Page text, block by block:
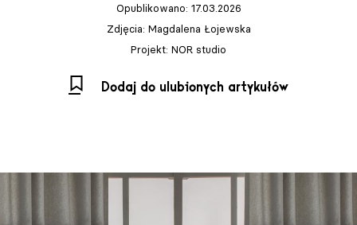
Opublikowano: 17.03.2026
Zdjęcia: Magdalena Łojewska
Projekt: NOR studio
Dodaj do ulubionych artykułów